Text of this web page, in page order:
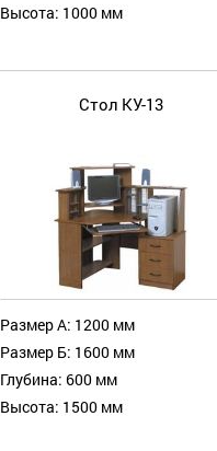
Высота: 1000 мм
Стол КУ-13
Размер А: 1200 мм
Размер Б: 1600 мм
Глубина: 600 мм
Высота: 1500 мм